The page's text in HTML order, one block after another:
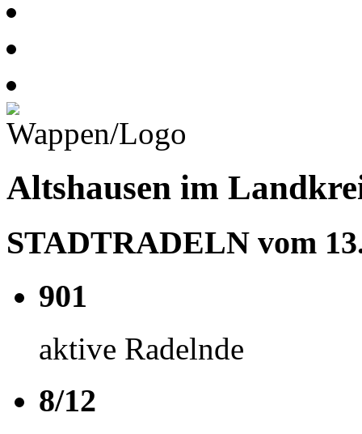
Altshausen im
STADTRADELN vom
901
aktive Radelnde
8/12